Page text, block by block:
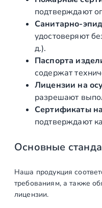
подтверждают
удостоверяют
д.).
Паспорта
содержат
Лицензии на
разрешают
Сертификаты
подтверждают
Основные
Наша продукция
требованиям, а также
лицензии.